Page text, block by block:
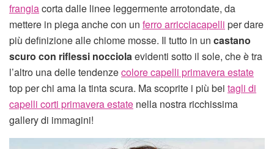
frangiacorta dalle linee leggermente arrotondate, da
mettere in piega anche con un ferro arricciacapelli per dare
più definizione alle chiome mosse. Il tutto in un castano
scuro con riflessi nocciolaevidenti sotto il sole, che è tra
l’altro una delle tendenzecolore capelli primavera estate
top per chi ama la tinta scura. Ma scoprite i più bei tagli di
capelli corti primavera estate nella nostra ricchissima
gallery di immagini!